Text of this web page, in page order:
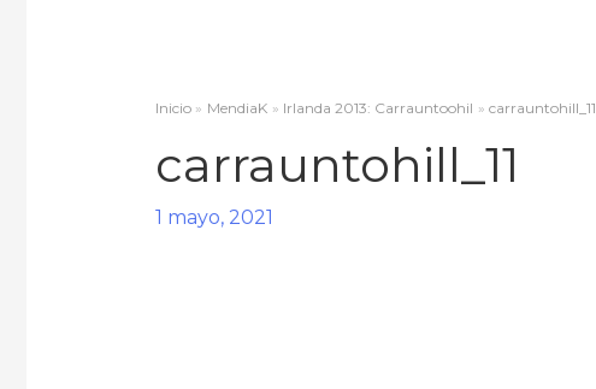
Inicio MendiaK Irlanda 2013: Carrauntoohil carrauntohill_11
carrauntohill_11
1 mayo, 2021